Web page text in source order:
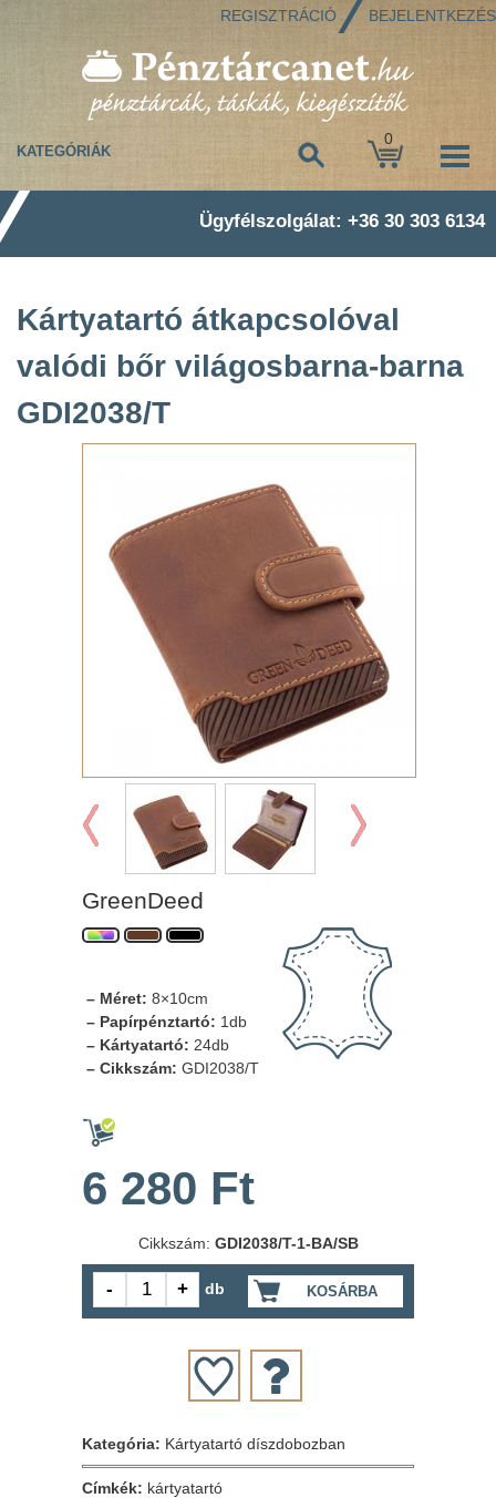
REGISZTRÁCIÓ BEJELENTKEZÉS
0
KATEGÓRIÁK
Ügyfélszolgálat: +36 30 303 6134
Kártyatartó átkapcsolóval
valódi bőr világosbarna-barna
GDI2038/T
GreenDeed
– Méret: 8×10cm
– Papírpénztartó: 1db
– Kártyatartó: 24db
– Cikkszám: GDI2038/T
6 280 Ft
Cikkszám: GDI2038/T-1-BA/SB
KOSÁRBA
db
Kategória: Kártyatartó díszdobozban
Címkék: kártyatartó